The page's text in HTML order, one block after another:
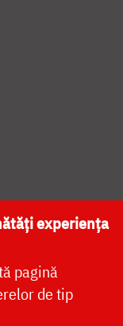
NAȚIONALĂ
experiența
pagină
de tip